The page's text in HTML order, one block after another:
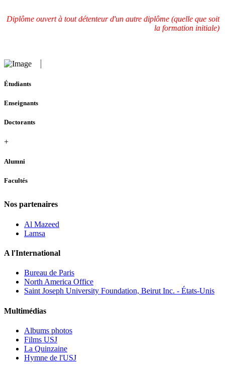
Diplôme ouvert à tout détenteur d'un autre diplôme (quelle que soit
la formation initiale)
Étudiants
Enseignants
Doctorants
+
Alumni
Facultés
Nos partenaires
Al Mazeed
Lamsa
A l'International
Bureau de Paris
North America Office
Saint Joseph University Foundation, Beirut Inc. - États-Unis
Multimédias
Albums photos
Films USJ
La Quinzaine
Hymne de l'USJ